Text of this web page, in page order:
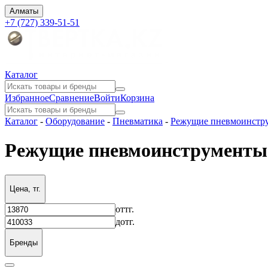
Алматы
+7 (727) 339-51-51
Каталог
ИзбранноеСравнениеВойтиКорзина
Каталог - Оборудование - Пневматика - Режущие
Режущие
Цена, тг.
оттг.
дотг.
Бренды